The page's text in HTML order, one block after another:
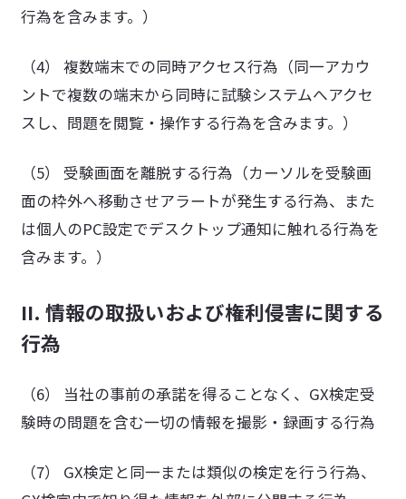
行為を含みます。）
（4） 複数端末での同時アクセス行為（同一アカウ
ントで複数の端末から同時に試験システムへアクセ
スし、問題を閲覧・操作する行為を含みます。）
（5） 受験画面を離脱する行為（カーソルを受験画
面の枠外へ移動させアラートが発生する行為、また
は個人のPC設定でデスクトップ通知に触れる行為を
含みます。）
II. 情報の取扱いおよび権利侵害に関する
行為
（6） 当社の事前の承諾を得ることなく、GX検定受
験時の問題を含む一切の情報を撮影・録画する行為
（7） GX検定と同一または類似の検定を行う行為、